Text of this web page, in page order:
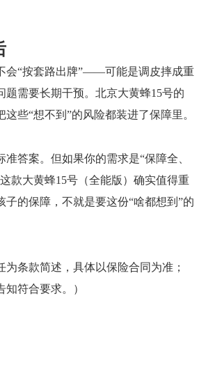
会“按套路出牌”——可能是调皮摔成重
题需要长期干预。北京大黄蜂15号的
些“想不到”的风险都装进了保障里。
准答案。但如果你的需求是“保障全、
款大黄蜂15号（全能版）确实值得重
子的保障，不就是要这份“啥都想到”的
为条款简述，具体以保险合同为准；
符合要求。）